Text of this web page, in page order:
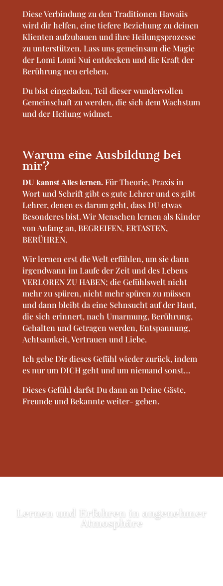
Diese Verbindung zu den Traditionen Hawaiis
wird dir helfen, eine tiefere Beziehung zu deinen
Klienten aufzubauen und ihre Heilungsprozesse
zu unterstützen. Lass uns gemeinsam die Magie
der Lomi Lomi Nui entdecken und die Kraft der
Berührung neu erleben.
Du bist eingeladen, Teil dieser wundervollen
Gemeinschaft zu werden, die sich dem Wachstum
und der Heilung widmet.
Warum eine Ausbildung bei
mir?
DU kannst Alles lernen.Für Theorie, Praxis in
Wort und Schrift gibt es gute Lehrer und es gibt
Lehrer, denen es darum geht, dass DU etwas
Besonderes bist. Wir Menschen lernen als Kinder
von Anfang an, BEGREIFEN, ERTASTEN,
BERÜHREN.
Wir lernen erst die Welt erfühlen, um sie dann
irgendwann im Laufe der Zeit und des Lebens
VERLOREN ZU HABEN; die Gefühlswelt nicht
mehr zu spüren, nicht mehr spüren zu müssen
und dann bleibt da eine Sehnsucht auf der Haut,
die sich erinnert, nach Umarmung, Berührung,
Gehalten und Getragen werden, Entspannung,
Achtsamkeit, Vertrauen und Liebe.
Ich gebe Dir dieses Gefühl wieder zurück, indem
es nur um DICH geht und um niemand sonst…
Dieses Gefühl darfst Du dann an Deine Gäste,
Freunde und Bekannte weiter- geben.
Lernen und Erfahren in angenehmer
Atmosphäre